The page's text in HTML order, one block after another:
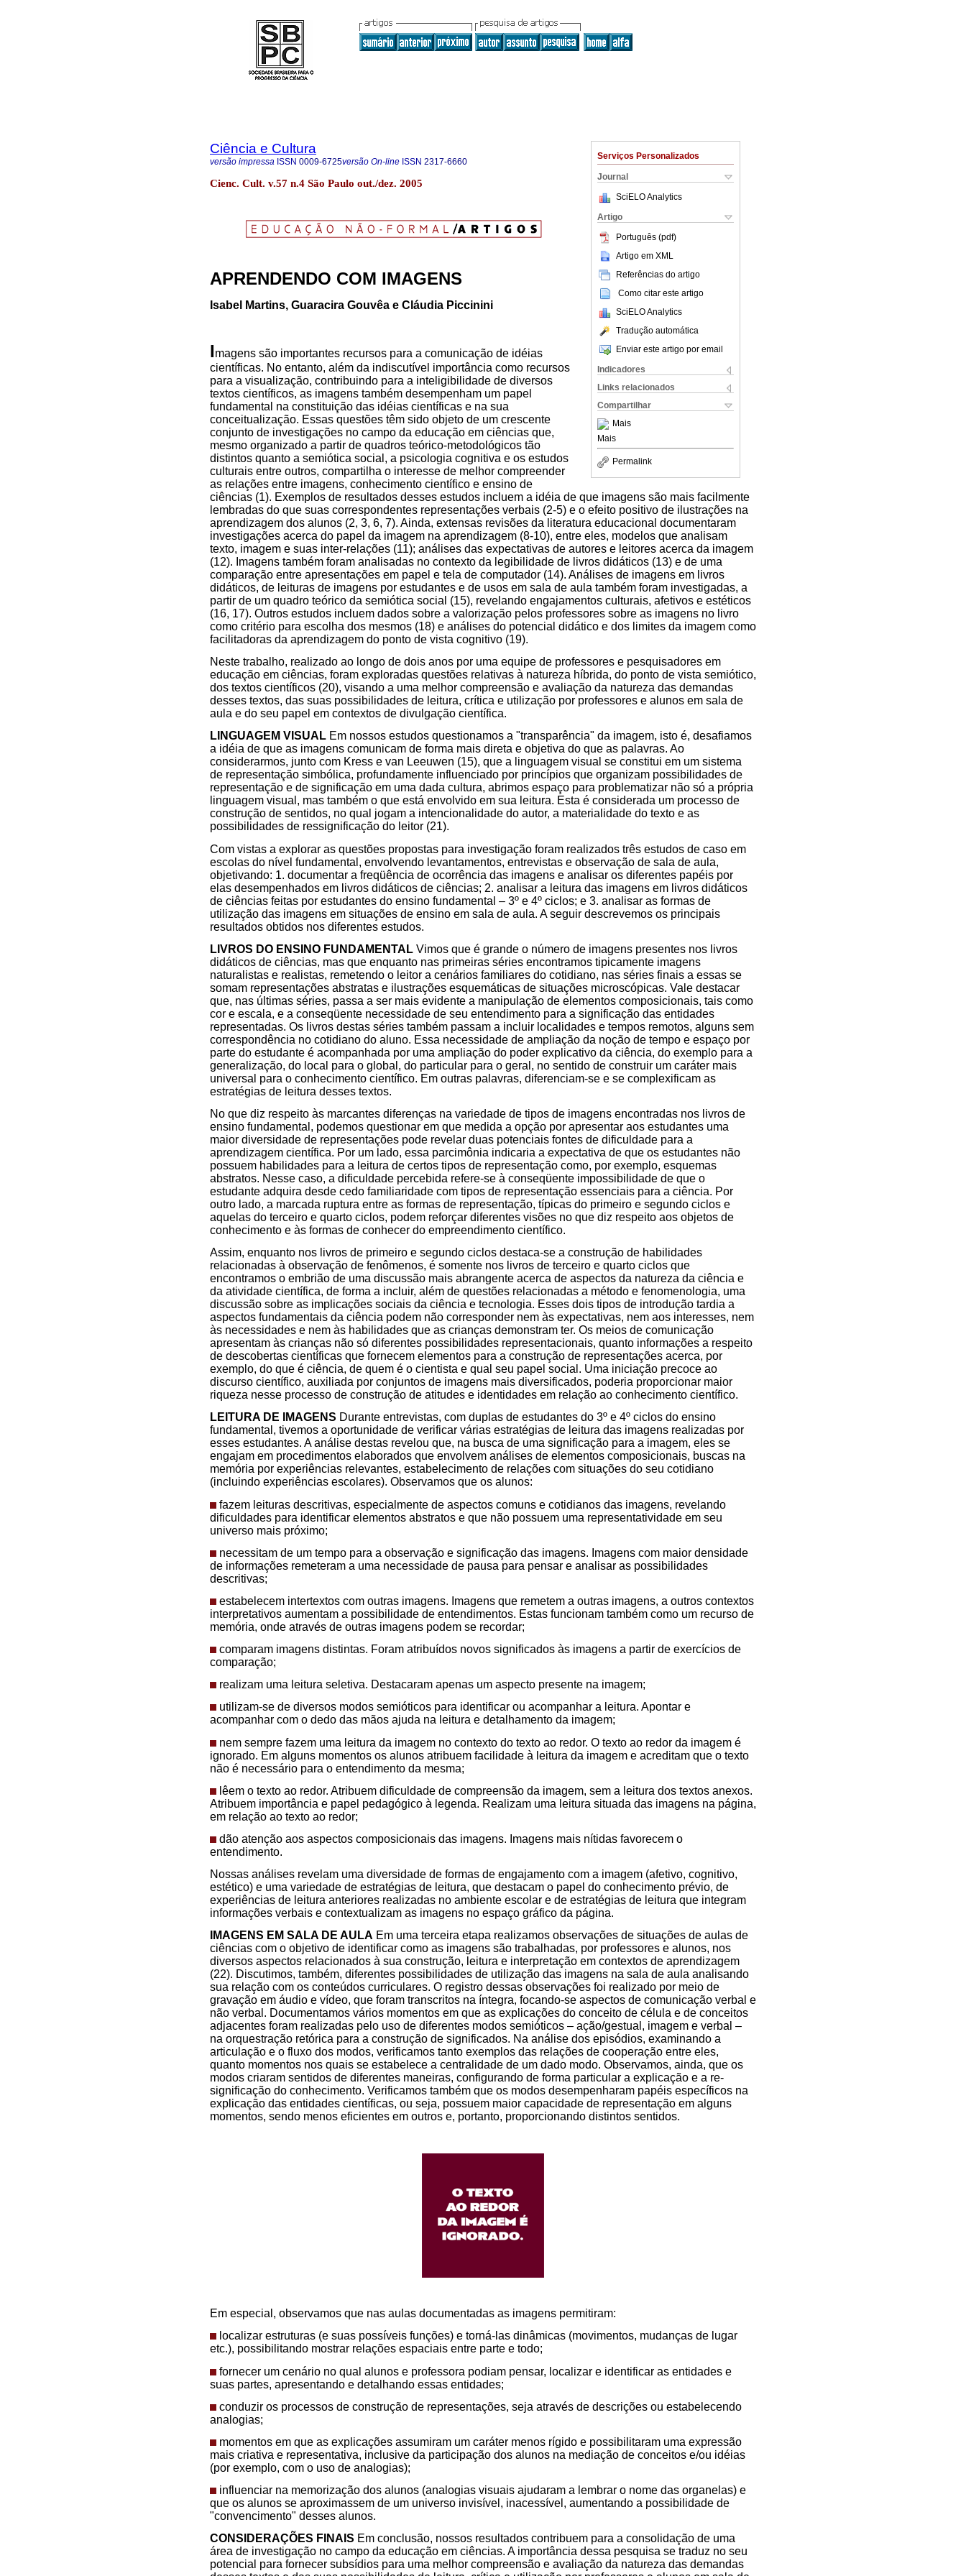
Serviços Personalizados
Journal
SciELO Analytics
Artigo
Português (pdf)
Artigo em XML
Referências do artigo
Como citar este artigo
SciELO Analytics
Tradução automática
Enviar este artigo por email
Indicadores
Links relacionados
Compartilhar
Mais
Mais
Permalink
Ciência e Cultura
versão impressa ISSN 0009-6725versão On-line ISSN 2317-6660
Cienc. Cult. v.57 n.4 São Paulo out./dez. 2005
APRENDENDO COM IMAGENS
Isabel Martins, Guaracira Gouvêa e Cláudia Piccinini
Imagens são importantes recursos para a comunicação de idéias
científicas. No entanto, além da indiscutível importância como recursos
para a visualização, contribuindo para a inteligibilidade de diversos
textos científicos, as imagens também desempenham um papel
fundamental na constituição das idéias científicas e na sua
conceitualização. Essas questões têm sido objeto de um crescente
conjunto de investigações no campo da educação em ciências que,
mesmo organizado a partir de quadros teórico-metodológicos tão
distintos quanto a semiótica social, a psicologia cognitiva e os estudos
culturais entre outros, compartilha o interesse de melhor compreender
as relações entre imagens, conhecimento científico e ensino de
ciências (1). Exemplos de resultados desses estudos incluem a idéia de que imagens são mais facilmente
lembradas do que suas correspondentes representações verbais (2-5) e o efeito positivo de ilustrações na
aprendizagem dos alunos (2, 3, 6, 7). Ainda, extensas revisões da literatura educacional documentaram
investigações acerca do papel da imagem na aprendizagem (8-10), entre eles, modelos que analisam
texto, imagem e suas inter-relações (11); análises das expectativas de autores e leitores acerca da imagem
(12). Imagens também foram analisadas no contexto da legibilidade de livros didáticos (13) e de uma
comparação entre apresentações em papel e tela de computador (14). Análises de imagens em livros
didáticos, de leituras de imagens por estudantes e de usos em sala de aula também foram investigadas, a
partir de um quadro teórico da semiótica social (15), revelando engajamentos culturais, afetivos e estéticos
(16, 17). Outros estudos incluem dados sobre a valorização pelos professores sobre as imagens no livro
como critério para escolha dos mesmos (18) e análises do potencial didático e dos limites da imagem como
facilitadoras da aprendizagem do ponto de vista cognitivo (19).
Neste trabalho, realizado ao longo de dois anos por uma equipe de professores e pesquisadores em
educação em ciências, foram exploradas questões relativas à natureza híbrida, do ponto de vista semiótico,
dos textos científicos (20), visando a uma melhor compreensão e avaliação da natureza das demandas
desses textos, das suas possibilidades de leitura, crítica e utilização por professores e alunos em sala de
aula e do seu papel em contextos de divulgação científica.
LINGUAGEM VISUAL Em nossos estudos questionamos a "transparência" da imagem, isto é, desafiamos
a idéia de que as imagens comunicam de forma mais direta e objetiva do que as palavras. Ao
considerarmos, junto com Kress e van Leeuwen (15), que a linguagem visual se constitui em um sistema
de representação simbólica, profundamente influenciado por princípios que organizam possibilidades de
representação e de significação em uma dada cultura, abrimos espaço para problematizar não só a própria
linguagem visual, mas também o que está envolvido em sua leitura. Esta é considerada um processo de
construção de sentidos, no qual jogam a intencionalidade do autor, a materialidade do texto e as
possibilidades de ressignificação do leitor (21).
Com vistas a explorar as questões propostas para investigação foram realizados três estudos de caso em
escolas do nível fundamental, envolvendo levantamentos, entrevistas e observação de sala de aula,
objetivando: 1. documentar a freqüência de ocorrência das imagens e analisar os diferentes papéis por
elas desempenhados em livros didáticos de ciências; 2. analisar a leitura das imagens em livros didáticos
de ciências feitas por estudantes do ensino fundamental – 3º e 4º ciclos; e 3. analisar as formas de
utilização das imagens em situações de ensino em sala de aula. A seguir descrevemos os principais
resultados obtidos nos diferentes estudos.
LIVROS DO ENSINO FUNDAMENTAL Vimos que é grande o número de imagens presentes nos livros
didáticos de ciências, mas que enquanto nas primeiras séries encontramos tipicamente imagens
naturalistas e realistas, remetendo o leitor a cenários familiares do cotidiano, nas séries finais a essas se
somam representações abstratas e ilustrações esquemáticas de situações microscópicas. Vale destacar
que, nas últimas séries, passa a ser mais evidente a manipulação de elementos composicionais, tais como
cor e escala, e a conseqüente necessidade de seu entendimento para a significação das entidades
representadas. Os livros destas séries também passam a incluir localidades e tempos remotos, alguns sem
correspondência no cotidiano do aluno. Essa necessidade de ampliação da noção de tempo e espaço por
parte do estudante é acompanhada por uma ampliação do poder explicativo da ciência, do exemplo para a
generalização, do local para o global, do particular para o geral, no sentido de construir um caráter mais
universal para o conhecimento científico. Em outras palavras, diferenciam-se e se complexificam as
estratégias de leitura desses textos.
No que diz respeito às marcantes diferenças na variedade de tipos de imagens encontradas nos livros de
ensino fundamental, podemos questionar em que medida a opção por apresentar aos estudantes uma
maior diversidade de representações pode revelar duas potenciais fontes de dificuldade para a
aprendizagem científica. Por um lado, essa parcimônia indicaria a expectativa de que os estudantes não
possuem habilidades para a leitura de certos tipos de representação como, por exemplo, esquemas
abstratos. Nesse caso, a dificuldade percebida refere-se à conseqüente impossibilidade de que o
estudante adquira desde cedo familiaridade com tipos de representação essenciais para a ciência. Por
outro lado, a marcada ruptura entre as formas de representação, típicas do primeiro e segundo ciclos e
aquelas do terceiro e quarto ciclos, podem reforçar diferentes visões no que diz respeito aos objetos de
conhecimento e às formas de conhecer do empreendimento científico.
Assim, enquanto nos livros de primeiro e segundo ciclos destaca-se a construção de habilidades
relacionadas à observação de fenômenos, é somente nos livros de terceiro e quarto ciclos que
encontramos o embrião de uma discussão mais abrangente acerca de aspectos da natureza da ciência e
da atividade científica, de forma a incluir, além de questões relacionadas a método e fenomenologia, uma
discussão sobre as implicações sociais da ciência e tecnologia. Esses dois tipos de introdução tardia a
aspectos fundamentais da ciência podem não corresponder nem às expectativas, nem aos interesses, nem
às necessidades e nem às habilidades que as crianças demonstram ter. Os meios de comunicação
apresentam às crianças não só diferentes possibilidades representacionais, quanto informações a respeito
de descobertas científicas que fornecem elementos para a construção de representações acerca, por
exemplo, do que é ciência, de quem é o cientista e qual seu papel social. Uma iniciação precoce ao
discurso científico, auxiliada por conjuntos de imagens mais diversificados, poderia proporcionar maior
riqueza nesse processo de construção de atitudes e identidades em relação ao conhecimento científico.
LEITURA DE IMAGENS Durante entrevistas, com duplas de estudantes do 3º e 4º ciclos do ensino
fundamental, tivemos a oportunidade de verificar várias estratégias de leitura das imagens realizadas por
esses estudantes. A análise destas revelou que, na busca de uma significação para a imagem, eles se
engajam em procedimentos elaborados que envolvem análises de elementos composicionais, buscas na
memória por experiências relevantes, estabelecimento de relações com situações do seu cotidiano
(incluindo experiências escolares). Observamos que os alunos:
fazem leituras descritivas, especialmente de aspectos comuns e cotidianos das imagens, revelando
dificuldades para identificar elementos abstratos e que não possuem uma representatividade em seu
universo mais próximo;
necessitam de um tempo para a observação e significação das imagens. Imagens com maior densidade
de informações remeteram a uma necessidade de pausa para pensar e analisar as possibilidades
descritivas;
estabelecem intertextos com outras imagens. Imagens que remetem a outras imagens, a outros contextos
interpretativos aumentam a possibilidade de entendimentos. Estas funcionam também como um recurso de
memória, onde através de outras imagens podem se recordar;
comparam imagens distintas. Foram atribuídos novos significados às imagens a partir de exercícios de
comparação;
realizam uma leitura seletiva. Destacaram apenas um aspecto presente na imagem;
utilizam-se de diversos modos semióticos para identificar ou acompanhar a leitura. Apontar e
acompanhar com o dedo das mãos ajuda na leitura e detalhamento da imagem;
nem sempre fazem uma leitura da imagem no contexto do texto ao redor. O texto ao redor da imagem é
ignorado. Em alguns momentos os alunos atribuem facilidade à leitura da imagem e acreditam que o texto
não é necessário para o entendimento da mesma;
lêem o texto ao redor. Atribuem dificuldade de compreensão da imagem, sem a leitura dos textos anexos.
Atribuem importância e papel pedagógico à legenda. Realizam uma leitura situada das imagens na página,
em relação ao texto ao redor;
dão atenção aos aspectos composicionais das imagens. Imagens mais nítidas favorecem o
entendimento.
Nossas análises revelam uma diversidade de formas de engajamento com a imagem (afetivo, cognitivo,
estético) e uma variedade de estratégias de leitura, que destacam o papel do conhecimento prévio, de
experiências de leitura anteriores realizadas no ambiente escolar e de estratégias de leitura que integram
informações verbais e contextualizam as imagens no espaço gráfico da página.
IMAGENS EM SALA DE AULA Em uma terceira etapa realizamos observações de situações de aulas de
ciências com o objetivo de identificar como as imagens são trabalhadas, por professores e alunos, nos
diversos aspectos relacionados à sua construção, leitura e interpretação em contextos de aprendizagem
(22). Discutimos, também, diferentes possibilidades de utilização das imagens na sala de aula analisando
sua relação com os conteúdos curriculares. O registro dessas observações foi realizado por meio de
gravação em áudio e vídeo, que foram transcritos na íntegra, focando-se aspectos de comunicação verbal e
não verbal. Documentamos vários momentos em que as explicações do conceito de célula e de conceitos
adjacentes foram realizadas pelo uso de diferentes modos semióticos – ação/gestual, imagem e verbal –
na orquestração retórica para a construção de significados. Na análise dos episódios, examinando a
articulação e o fluxo dos modos, verificamos tanto exemplos das relações de cooperação entre eles,
quanto momentos nos quais se estabelece a centralidade de um dado modo. Observamos, ainda, que os
modos criaram sentidos de diferentes maneiras, configurando de forma particular a explicação e a re-
significação do conhecimento. Verificamos também que os modos desempenharam papéis específicos na
explicação das entidades científicas, ou seja, possuem maior capacidade de representação em alguns
momentos, sendo menos eficientes em outros e, portanto, proporcionando distintos sentidos.
Em especial, observamos que nas aulas documentadas as imagens permitiram:
localizar estruturas (e suas possíveis funções) e torná-las dinâmicas (movimentos, mudanças de lugar
etc.), possibilitando mostrar relações espaciais entre parte e todo;
fornecer um cenário no qual alunos e professora podiam pensar, localizar e identificar as entidades e
suas partes, apresentando e detalhando essas entidades;
conduzir os processos de construção de representações, seja através de descrições ou estabelecendo
analogias;
momentos em que as explicações assumiram um caráter menos rígido e possibilitaram uma expressão
mais criativa e representativa, inclusive da participação dos alunos na mediação de conceitos e/ou idéias
(por exemplo, com o uso de analogias);
influenciar na memorização dos alunos (analogias visuais ajudaram a lembrar o nome das organelas) e
que os alunos se aproximassem de um universo invisível, inacessível, aumentando a possibilidade de
"convencimento" desses alunos.
CONSIDERAÇÕES FINAIS Em conclusão, nossos resultados contribuem para a consolidação de uma
área de investigação no campo da educação em ciências. A importância dessa pesquisa se traduz no seu
potencial para fornecer subsídios para uma melhor compreensão e avaliação da natureza das demandas